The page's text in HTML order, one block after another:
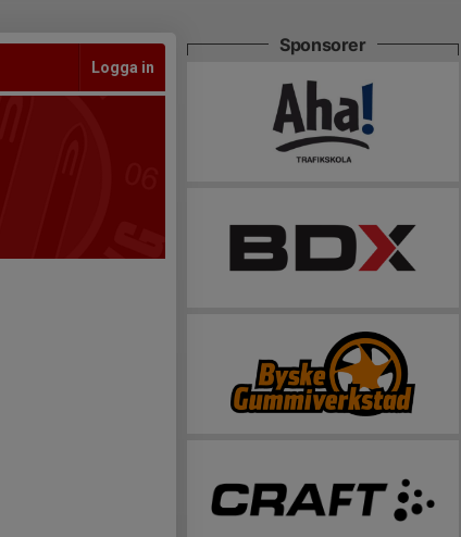
Logga in
Sponsorer